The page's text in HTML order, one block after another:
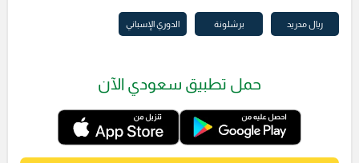
ريال مدريد برشلونة الدوري الإسباني
حمل تطبيق سعودي الآن